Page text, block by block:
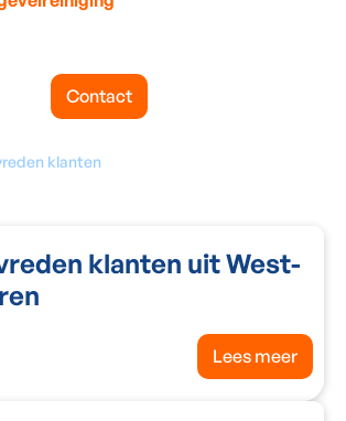
Contact
klanten
klanten uit West-
Lees meer